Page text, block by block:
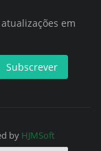
em
Subscrever
by HJMSoft